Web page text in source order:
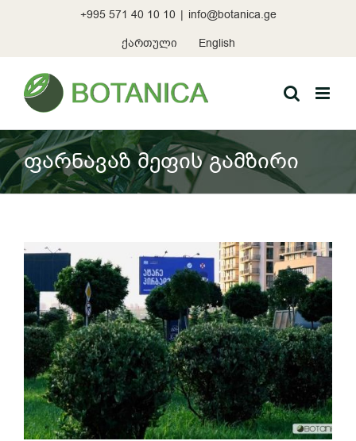
+995 571 40 10 10 | info@botanica.ge
ქართული
English
ფარნავაზ მეფის გამზირი